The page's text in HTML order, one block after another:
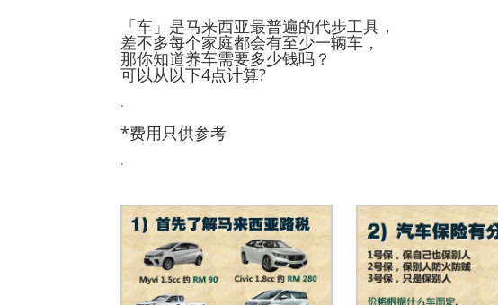
「车」是马来西亚最普遍的代步工具，
差不多每个家庭都会有至少一辆车，
那你知道养车需要多少钱吗？
可以从以下4点计算?
.
*费用只供参考
.